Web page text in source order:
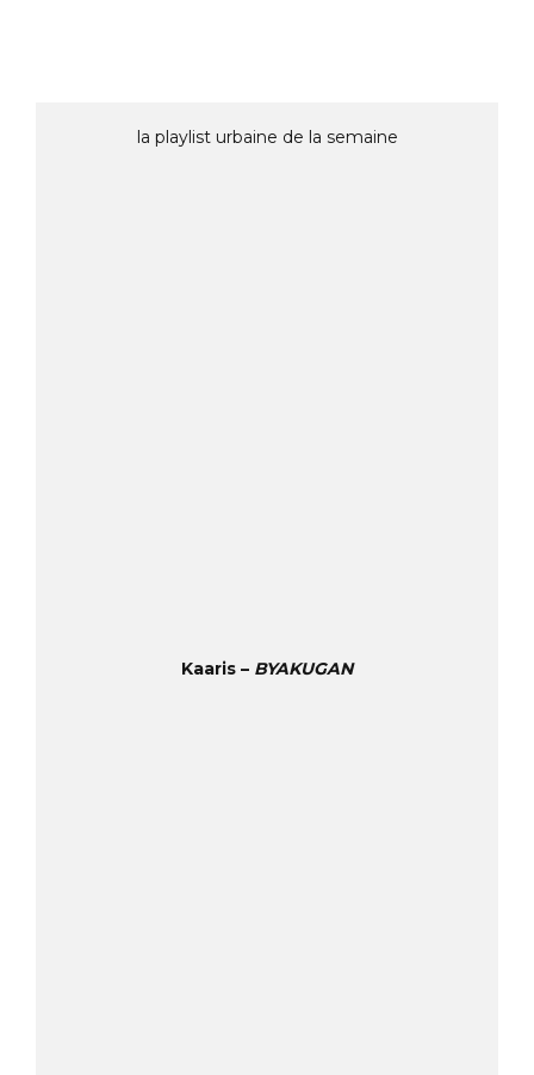
la playlist urbaine de la semaine
Kaaris – BYAKUGAN